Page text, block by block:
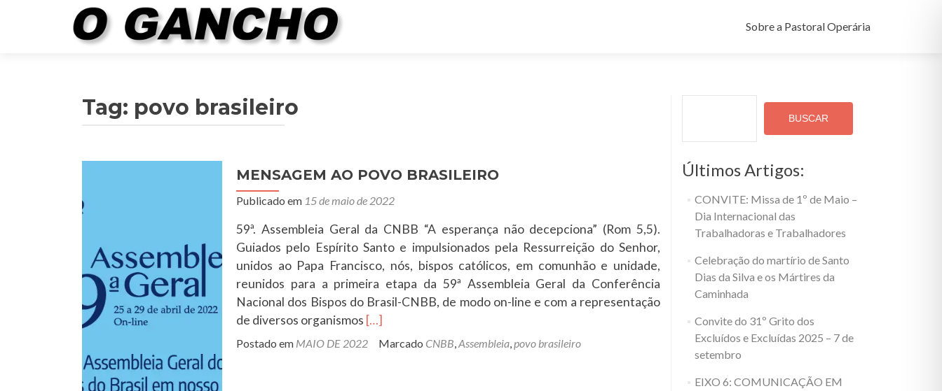
para
Sobre a Pastoral Operária
Tag: povo brasileiro
MENSAGEM AO POVO BRASILEIRO
Publicado em 15 de maio de 2022
59ª. Assembleia Geral da CNBB “A esperança não decepciona” (Rom 5,5).
Guiados pelo Espírito Santo e impulsionados pela Ressurreição do Senhor,
unidos ao Papa Francisco, nós, bispos católicos, em comunhão e unidade,
reunidos para a primeira etapa da 59ª Assembleia Geral da Conferência
Nacional dos Bispos do Brasil-CNBB, de modo on-line e com a representação
de diversos organismos Leia
mais
[…]
Postado em MAIO DE 2022 Marcado CNBB,Assembleia,povo brasileiro
Pesquisar
BUSCAR
Últimos Artigos:
CONVITE: Missa de 1º de Maio –
Dia Internacional das
Trabalhadoras e Trabalhadores
Celebração do martírio de Santo
Dias da Silva e os Mártires da
Caminhada
Convite do 31º Grito dos
Excluídos e Excluídas 2025 – 7 de
setembro
EIXO 6: COMUNICAÇÃO EM